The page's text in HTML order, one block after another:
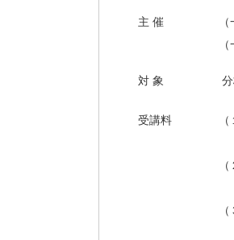
主 催
対 象
受講料